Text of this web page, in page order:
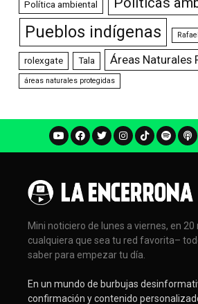
Política ambiental
Pueblos indígenas
rolexgate Tala Áreas Naturales
áreas naturales protegidas
Mini noticiero de lunes a viernes, en
cualquiera que sea tu red favorita–
saber para empezar tu día.
En un mundo de burbujas
confirmación y contenido